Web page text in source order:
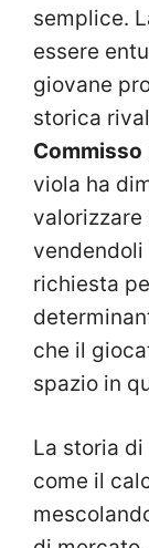
semplice.
essere
giovane
storica
Commisso
viola ha
valorizzare
vendendoli
richiesta
che il
spazio in
La storia
come il